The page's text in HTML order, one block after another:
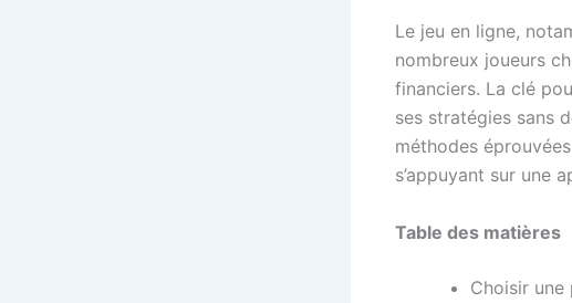
Le jeu en ligne,
nombreux joueurs
financiers. La clé
ses stratégies sans
méthodes
s’appuyant sur une
Table des matières
Choisir